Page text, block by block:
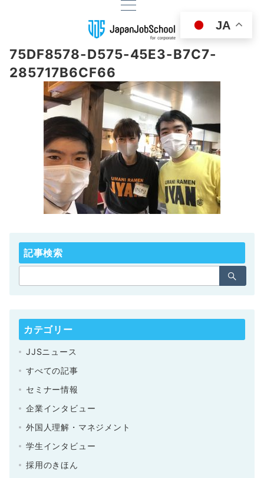
75DF8578-D575-45E3-B7C7-
285717B6CF66
記事検索
カテゴリー
JJSニュース
すべての記事
セミナー情報
企業インタビュー
外国人理解・マネジメント
学生インタビュー
採用のきほん
JA